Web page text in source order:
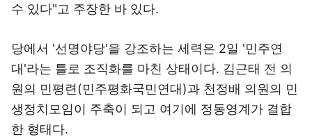
수 있다"고 주장한 바 있다.
당에서 '선명야당'을 강조하는 세력은 2일 '민주연
대'라는 틀로 조직화를 마친 상태이다. 김근태 전 의
원의 민평련(민주평화국민연대)과 천정배 의원의 민
생정치모임이 주축이 되고 여기에 정동영계가 결합
한 형태다.